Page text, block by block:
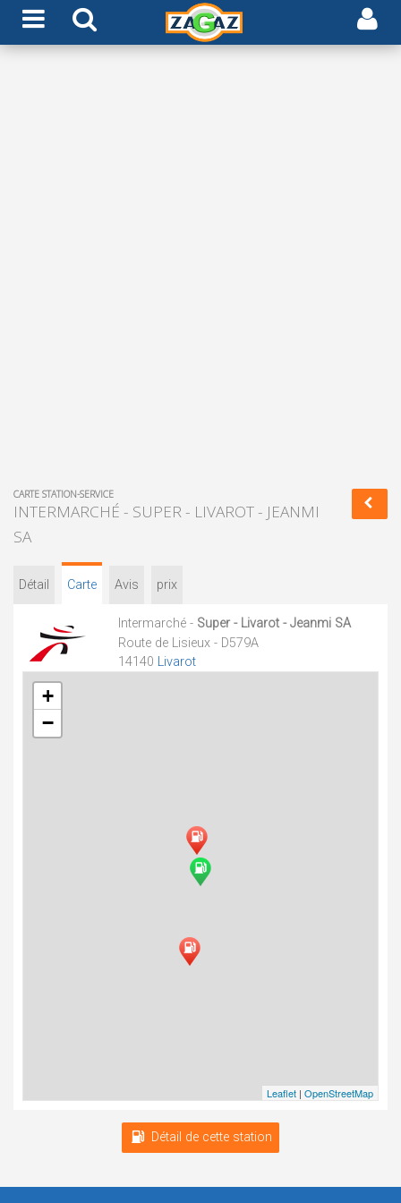
CARTE STATION-SERVICE
INTERMARCHÉ - SUPER - LIVAROT - JEANMI
SA
Détail Carte Avis prix
Intermarché - Super - Livarot - Jeanmi SA
Route de Lisieux - D579A
14140 Livarot
+
−
Leaflet | OpenStreetMap
Détail de cette station